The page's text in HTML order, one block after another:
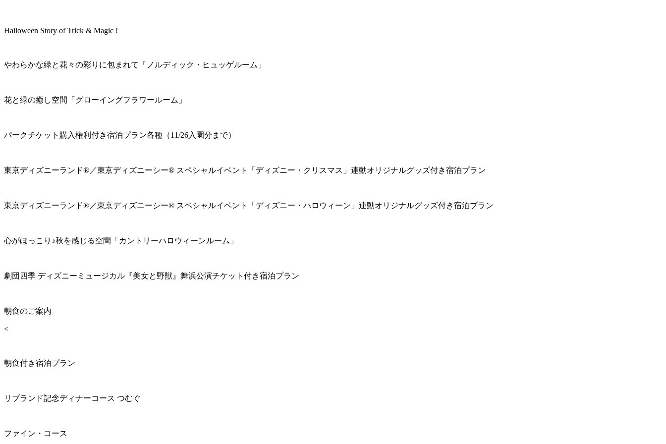
Halloween Story of Trick & Magic !
やわらかな緑と花々の彩りに包まれて「ノルディック・ヒュッゲルーム」
花と緑の癒し空間「グローイングフラワールーム」
パークチケット購入権利付き宿泊プラン各種（11/26入園分まで）
東京ディズニーランド®／東京ディズニーシー® スペシャルイベント「ディズニー・クリスマス」連動オリジナルグッズ付き宿泊プラン
東京ディズニーランド®／東京ディズニーシー® スペシャルイベント「ディズニー・ハロウィーン」連動オリジナルグッズ付き宿泊プラン
心がほっこり♪秋を感じる空間「カントリーハロウィーンルーム」
劇団四季 ディズニーミュージカル『美女と野獣』舞浜公演チケット付き宿泊プラン
朝食のご案内
<
朝食付き宿泊プラン
リブランド記念ディナーコース つむぐ
ファイン・コース